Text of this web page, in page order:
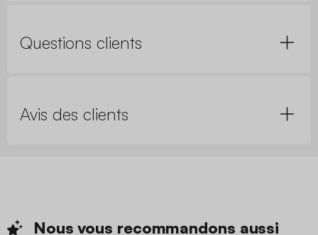
Questions clients
Avis des clients
Nous vous recommandons aussi